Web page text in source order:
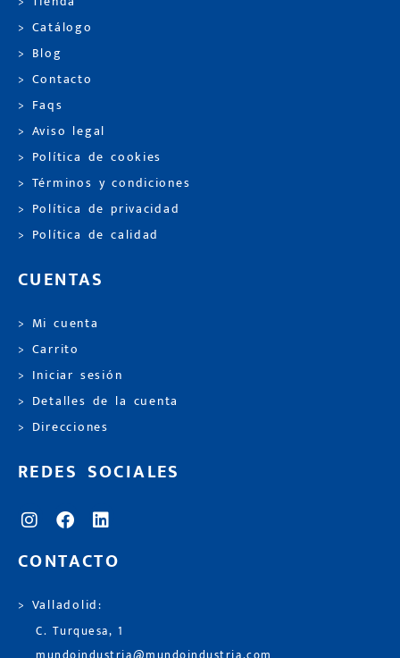
> Catálogo
> Blog
> Contacto
> Faqs
> Aviso legal
> Política de cookies
> Términos y condiciones
> Política de privacidad
> Política de calidad
CUENTAS
> Mi cuenta
> Carrito
> Iniciar sesión
> Detalles de la cuenta
> Direcciones
REDES SOCIALES
CONTACTO
> Valladolid:
C. Turquesa, 1